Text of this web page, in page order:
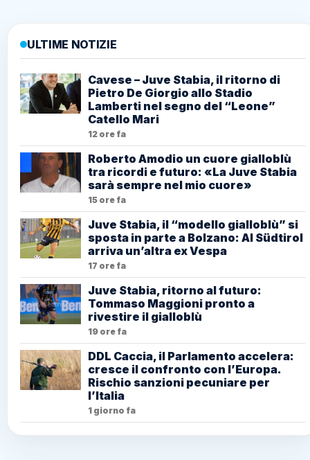
ULTIME NOTIZIE
Cavese – Juve Stabia, il ritorno di
Pietro De Giorgio allo Stadio
Lamberti nel segno del “Leone”
Catello Mari
12 ore fa
Roberto Amodio un cuore gialloblù
tra ricordi e futuro: «La Juve Stabia
sarà sempre nel mio cuore»
15 ore fa
Juve Stabia, il “modello gialloblù” si
sposta in parte a Bolzano: Al Südtirol
arriva un’altra ex Vespa
17 ore fa
Juve Stabia, ritorno al futuro:
Tommaso Maggioni pronto a
rivestire il gialloblù
19 ore fa
DDL Caccia, il Parlamento accelera:
cresce il confronto con l’Europa.
Rischio sanzioni pecuniare per
l’Italia
1 giorno fa